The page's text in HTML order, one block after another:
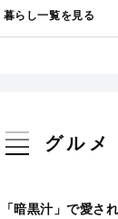
暮らし一覧を見る
グルメ
「暗黒汁」で愛さ